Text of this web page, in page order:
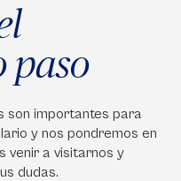
paso
son importantes para
y nos pondremos en
venir a visitarnos y
dudas.